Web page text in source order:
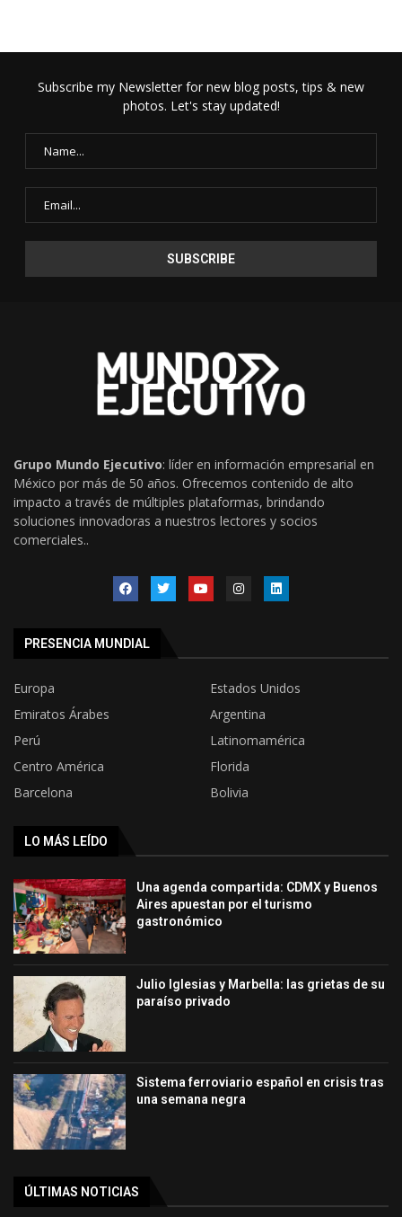
Subscribe my Newsletter for new blog posts, tips & new
photos. Let's stay updated!
Grupo Mundo Ejecutivo: líder en información empresarial en
México por más de 50 años. Ofrecemos contenido de alto
impacto a través de múltiples plataformas, brindando
soluciones innovadoras a nuestros lectores y socios
comerciales..
PRESENCIA MUNDIAL
Europa
Estados Unidos
Emiratos Árabes
Argentina
Perú
Latinomamérica
Centro América
Florida
Barcelona
Bolivia
LO MÁS LEÍDO
Una agenda compartida: CDMX y Buenos
Aires apuestan por el turismo
gastronómico
Julio Iglesias y Marbella: las grietas de su
paraíso privado
Sistema ferroviario español en crisis tras
una semana negra
ÚLTIMAS NOTICIAS